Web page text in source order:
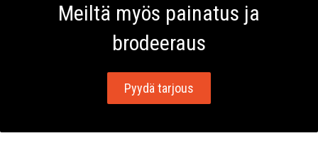
Meiltä myös painatus ja
brodeeraus
Pyydä tarjous